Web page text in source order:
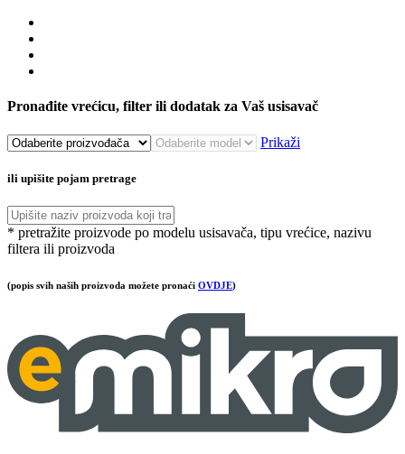
Pronađite vrećicu, filter ili dodatak za Vaš usisavač
Prikaži
ili upišite pojam pretrage
* pretražite proizvode po modelu usisavača, tipu vrećice, nazivu
filtera ili proizvoda
(popis svih naših proizvoda možete pronaći OVDJE)